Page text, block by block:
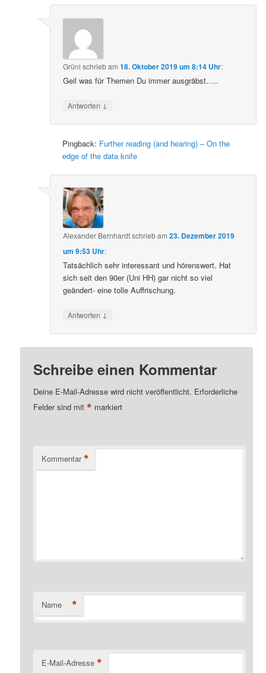
Grüni schriebam18. Oktober 2019 um 8:14 Uhr:
Geil was für Themen Du immer ausgräbst…..
Antworten ↓
Pingback: Further reading (and hearing) – On the
edge of the data knife
Alexander Bernhardtschriebam23. Dezember 2019
um 9:53 Uhr:
Tatsächlich sehr interessant und hörenswert. Hat
sich seit den 90er (Uni HH) gar nicht so viel
geändert- eine tolle Auffrischung.
Antworten ↓
Schreibe einen Kommentar
Deine E-Mail-Adresse wird nicht veröffentlicht. Erforderliche
Felder sind mit* markiert
Kommentar *
Name *
E-Mail-Adresse *